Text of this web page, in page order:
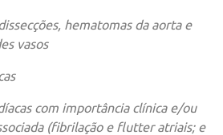
hematomas da aorta e
vasos
com importância clínica e/ou
(fibrilação e flutter atriais; e